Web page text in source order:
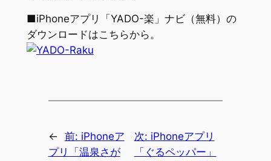
■iPhoneアプリ「YADO-楽」ナビ（無料）の
ダウンロードはこちらから。
← 前: iPhoneア
プリ「温泉さが
次: iPhoneアプリ
「ぐるペッパー」